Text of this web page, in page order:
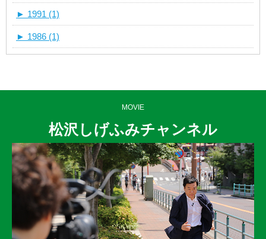
► 1991 (1)
► 1986 (1)
MOVIE
松沢しげふみチャンネル